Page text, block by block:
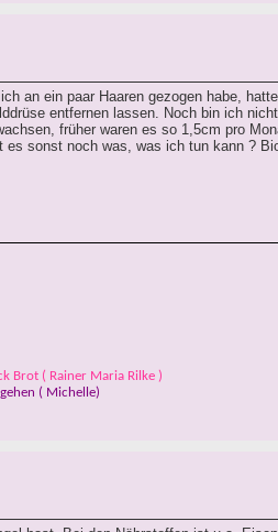
an ein paar Haaren gezogen habe,
entfernen lassen. Noch bin ich
früher waren es so 1,5cm pro
sonst noch was, was ich tun kann ?
Brot ( Rainer Maria Rilke )
( Michelle)